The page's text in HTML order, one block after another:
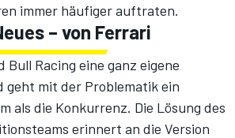
immer häufiger auftraten.
– von Ferrari
Bull Racing eine ganz eigene
mit der Problematik ein
als die Konkurrenz. Die Lösung des
erinnert an die Version